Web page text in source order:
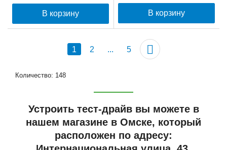
В корзину В корзину
1 2 ... 5
Количество: 148
Устроить тест-драйв вы можете в
нашем магазине в Омске, который
расположен по адресу: